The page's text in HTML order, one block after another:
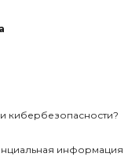
кибербезопасности?
информация